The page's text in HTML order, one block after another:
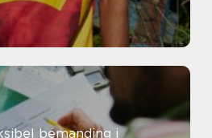
bemanding i